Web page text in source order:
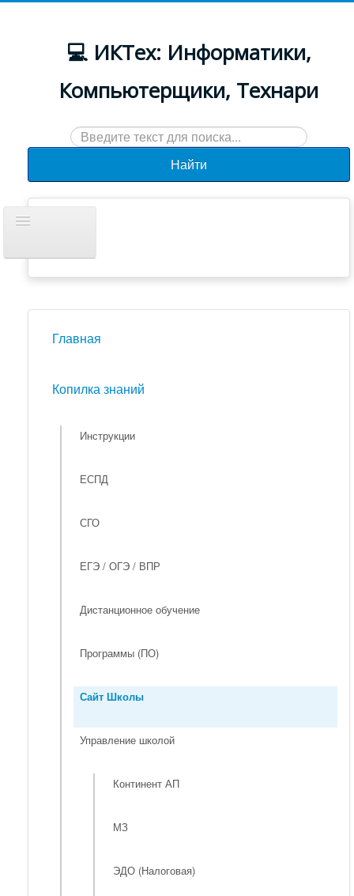
💻 ИКТех: Информатики,
Компьютерщики, Технари
Искать...
Найти
навигацию
Новости
Главная
Копилка знаний
Инструкции
ЕСПД
СГО
ЕГЭ / ОГЭ / ВПР
Дистанционное обучение
Программы (ПО)
Сайт Школы
Управление школой
Континент АП
МЗ
ЭДО (Налоговая)